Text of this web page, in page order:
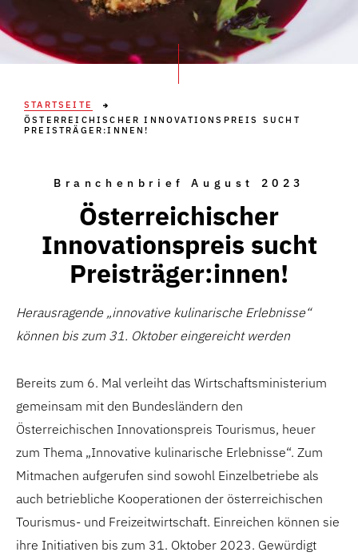
STARTSEITE
ÖSTERREICHISCHER INNOVATIONSPREIS SUCHT
PREISTRÄGER:INNEN!
Branchenbrief August 2023
Österreichischer
Innovationspreis sucht
Preisträger:innen!
Herausragende „innovative kulinarische Erlebnisse“
können bis zum 31. Oktober eingereicht werden
Bereits zum 6. Mal verleiht das Wirtschaftsministerium
gemeinsam mit den Bundesländern den
Österreichischen Innovationspreis Tourismus, heuer
zum Thema „Innovative kulinarische Erlebnisse“. Zum
Mitmachen aufgerufen sind sowohl Einzelbetriebe als
auch betriebliche Kooperationen der österreichischen
Tourismus- und Freizeitwirtschaft. Einreichen können sie
ihre Initiativen bis zum 31. Oktober 2023. Gewürdigt